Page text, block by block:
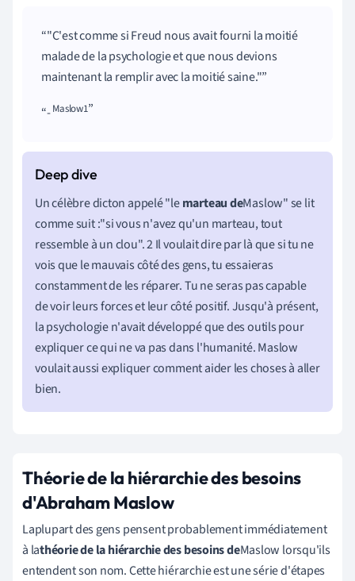
"C'est comme si Freud nous avait fourni la moitié
malade de la psychologie et que nous devions
maintenant la remplir avec la moitié saine."
-Maslow1
Un célèbre dicton appelé "lemarteau deMaslow" se lit
commesuit :"si vous n'avez qu'un marteau, tout
ressemble à un clou". 2 Il voulait dire par là que si tu ne
vois que le mauvais côté des gens, tu essaieras
constamment de les réparer. Tu ne seras pas capable
de voir leurs forces et leur côté positif. Jusqu'à présent,
la psychologie n'avait développé que des outils pour
expliquer ce qui ne va pas dans l'humanité. Maslow
voulait aussi expliquer comment aider les choses à aller
bien.
Théorie de la hiérarchie des besoins
d'Abraham Maslow
Laplupart des gens pensent probablement immédiatement
à lathéorie de la hiérarchie des besoins deMaslow lorsqu'ils
entendent son nom. Cette hiérarchie est une série d'étapes